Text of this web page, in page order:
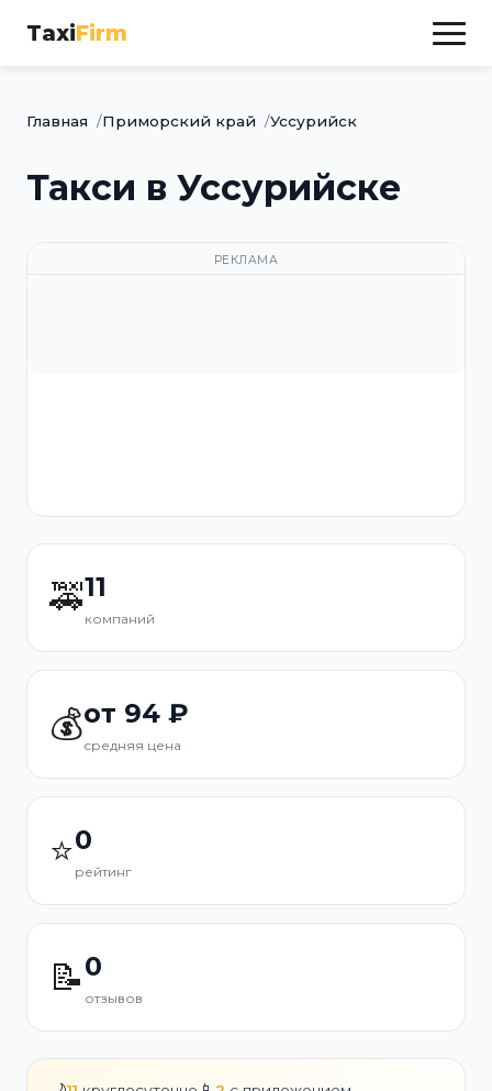
TaxiFirm
Главная Приморский край Уссурийск
Такси в Уссурийске
РЕКЛАМА
🚕11
компаний
💰от 94 ₽
средняя цена
⭐0
рейтинг
📝0
отзывов